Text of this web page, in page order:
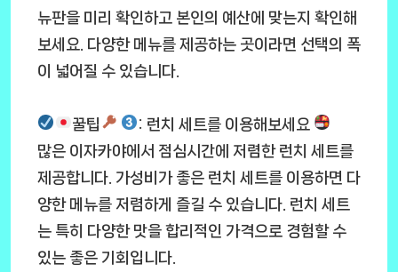
뉴판을 미리 확인하고 본인의 예산에 맞는지 확인해
보세요. 다양한 메뉴를 제공하는 곳이라면 선택의 폭
이 넓어질 수 있습니다.
꿀팁
: 런치 세트를 이용해보세요
많은 이자카야에서 점심시간에 저렴한 런치 세트를
제공합니다. 가성비가 좋은 런치 세트를 이용하면 다
양한 메뉴를 저렴하게 즐길 수 있습니다. 런치 세트
는 특히 다양한 맛을 합리적인 가격으로 경험할 수
있는 좋은 기회입니다.